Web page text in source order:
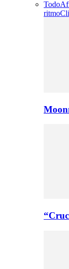
Todo
ritmo